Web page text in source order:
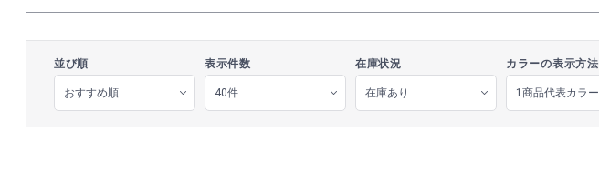
並び順 表示件数 在庫状況 カラーの表示方法